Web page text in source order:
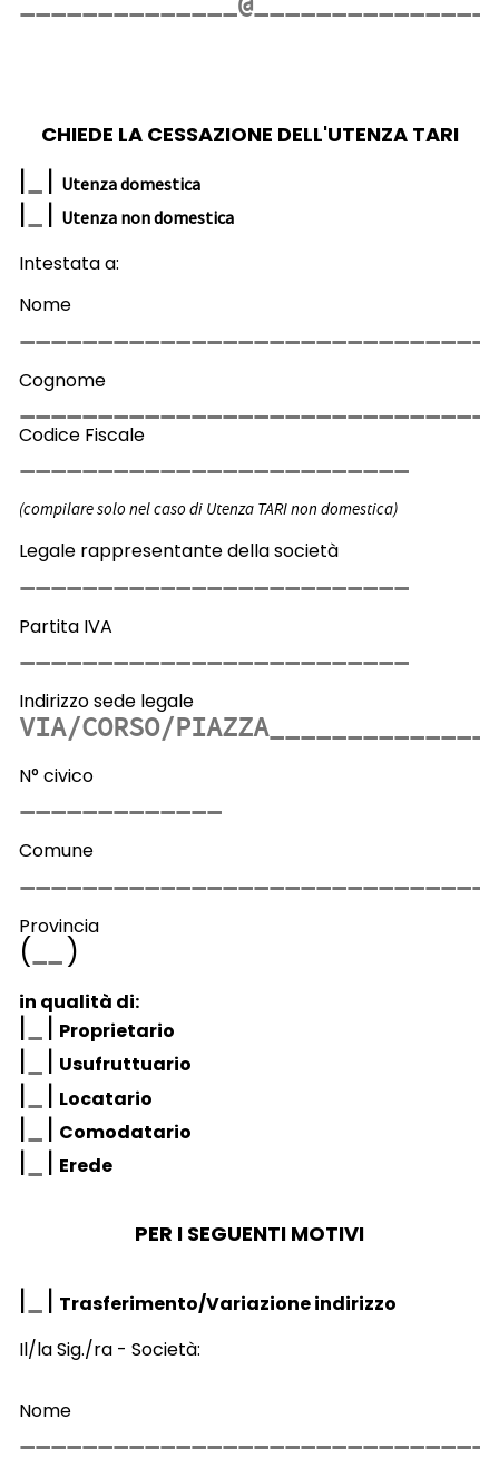
CHIEDE LA CESSAZIONE DELL'UTENZA TARI
| | Utenza domestica
| | Utenza non domestica
Intestata a:
Nome
Cognome
Codice Fiscale
(compilare solo nel caso di Utenza TARI non domestica)
Legale rappresentante della società
Partita IVA
Indirizzo sede legale
N° civico
Comune
Provincia
( )
in qualità di:
| | Proprietario
| | Usufruttuario
| | Locatario
| | Comodatario
| | Erede
PER I SEGUENTI MOTIVI
| | Trasferimento/Variazione indirizzo
Il/la Sig./ra - Società:
Nome